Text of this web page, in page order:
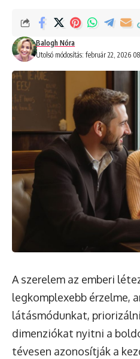
Utolsó módosítás: február 22, 2026
Balogh Nóra
A szerelem az emberi
legkomplexebb érzelme,
látásmódunkat,
dimenziókat nyitni a
tévesen azonosítják a